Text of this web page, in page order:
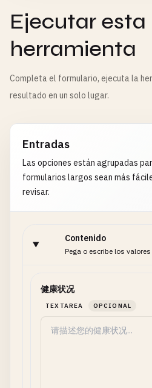
Ejecutar esta
herramienta
Completa el formulario, ejecuta la
resultado en un solo lugar.
Entradas
Las opciones están agrupadas
formularios largos sean más
revisar.
Contenido
Pega o escribe los
健康状况
TEXTAREA OPCIONAL